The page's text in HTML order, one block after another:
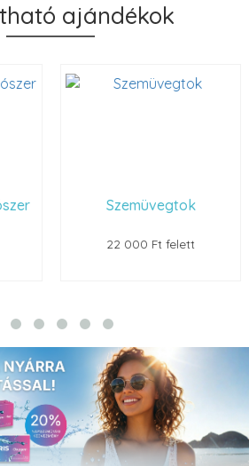
ajándékok
Szemüvegtok
22 000 Ft felett